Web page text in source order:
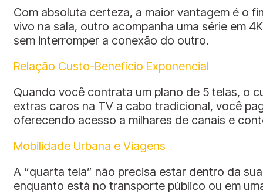
Com absoluta certeza, a maior vantagem é o
vivo na sala, outro acompanha uma série em
sem interromper a conexão do outro.
Relação Custo-Benefício Exponencial
Quando você contrata um plano de 5 telas, o
extras caros na TV a cabo tradicional, você
oferecendo acesso a milhares de canais e
Mobilidade Urbana e Viagens
A “quarta tela” não precisa estar dentro da
enquanto está no transporte público ou em